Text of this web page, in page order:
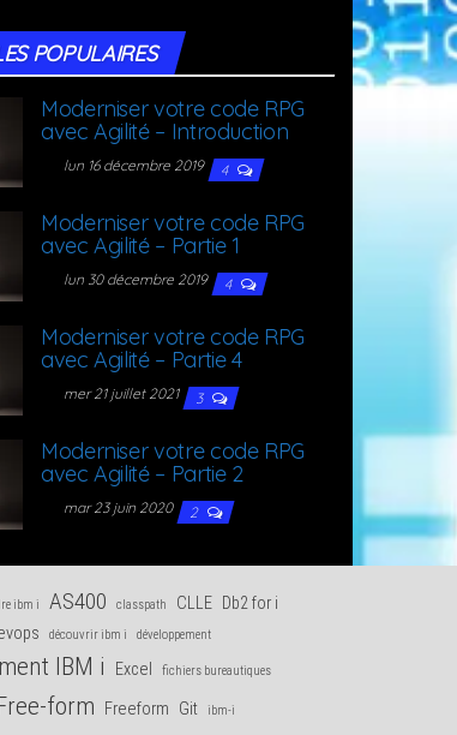
POPU­LAIRES
Moder­ni­ser votre code RPG
avec Agi­li­té – Introduction
lun 16 décembre 2019 4
Moder­ni­ser votre code RPG
avec Agi­li­té – Par­tie 1
lun 30 décembre 2019 4
Moder­ni­ser votre code RPG
avec Agi­li­té – Par­tie 4
mer 21 juillet 2021 3
Moder­ni­ser votre code RPG
avec Agi­li­té – Par­tie 2
mar 23 juin 2020 2
ibm i AS400 classpath CLLE Db2 for i
découvrir ibm i développement
IBM i Excel fichiers bureautiques
form Freeform Git ibm-i